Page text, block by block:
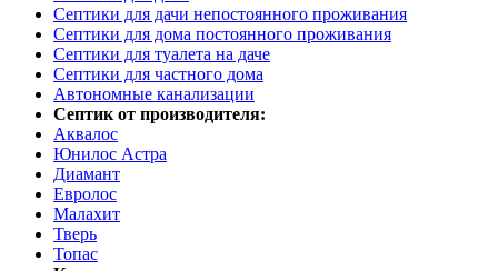
Септики для дачи непостоянного проживания
Септики для дома постоянного проживания
Септики для туалета на даче
Септики для частного дома
Автономные канализации
Септик от производителя:
Аквалос
Юнилос Астра
Диамант
Евролос
Малахит
Тверь
Топас